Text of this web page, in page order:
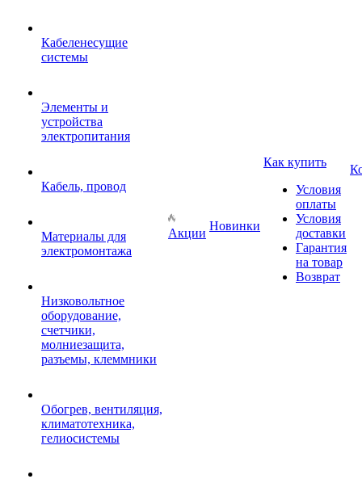
Кабеленесущие
системы
Элементы и
устройства
электропитания
Кабель, провод
Материалы для
электромонтажа
Низковольтное
оборудование,
счетчики,
молниезащита,
разъемы, клеммники
Обогрев, вентиляция,
климатотехника,
гелиосистемы
Акции
Новинки
Как купить
Условия
оплаты
Условия
доставки
Гарантия
на товар
Возврат